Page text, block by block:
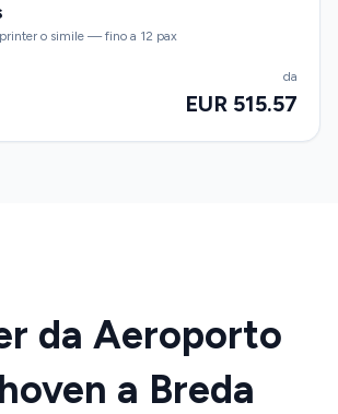
o simile — fino a 12 pax
da
EUR 515.57
da Aeroporto
a Breda